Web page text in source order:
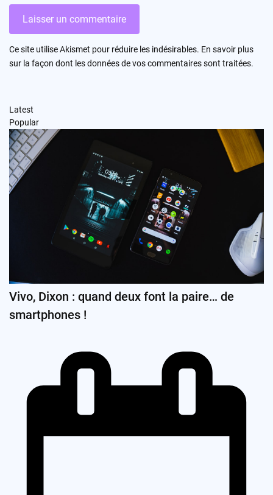
Ce site utilise Akismet pour réduire les indésirables. En savoir plus
sur la façon dont les données de vos commentaires sont traitées.
Latest
Popular
Vivo, Dixon : quand deux font la paire… de
smartphones !